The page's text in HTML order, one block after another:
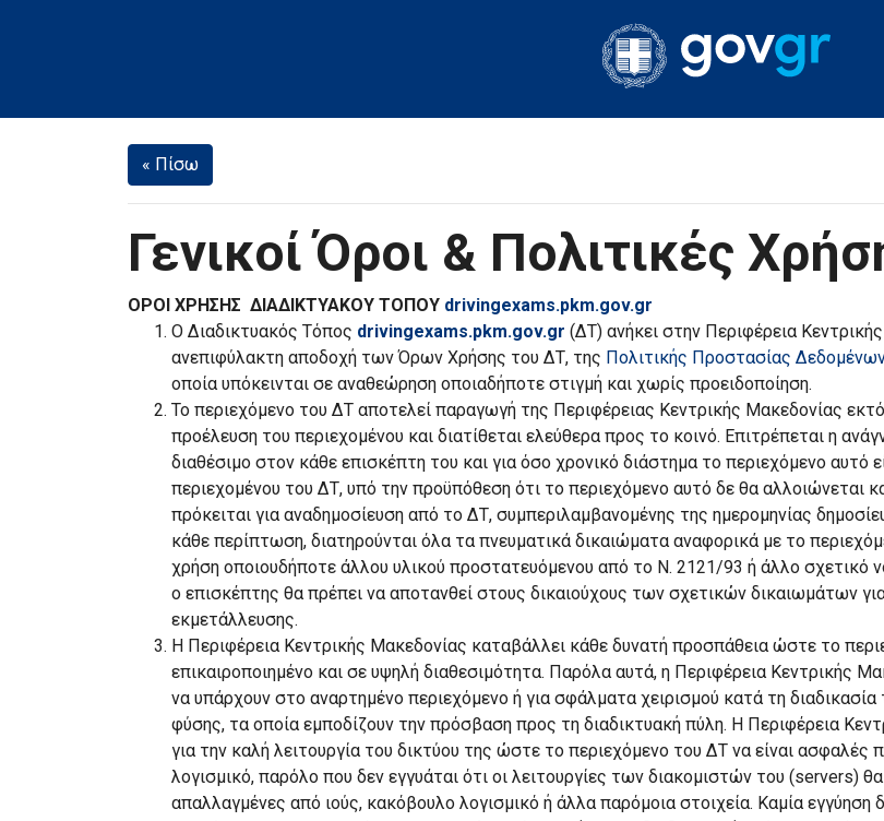
« Πίσω
Γενικοί Όροι & Πολιτικές
ΟΡΟΙ ΧΡΗΣΗΣ ΔΙΑΔΙΚΤΥΑΚΟΥ ΤΟΠΟΥ drivingexams.pkm.gov.gr
Ο Διαδικτυακός Τόπος drivingexams.pkm.gov.gr (ΔΤ) ανήκει στην Περιφέρεια
ανεπιφύλακτη αποδοχή των Όρων Χρήσης του ΔΤ, της Πολιτικής Προστασίας
οποία υπόκεινται σε αναθεώρηση οποιαδήποτε στιγμή και χωρίς προειδοποίηση.
Το περιεχόμενο του ΔΤ αποτελεί παραγωγή της Περιφέρειας Κεντρικής Μακεδονίας
προέλευση του περιεχομένου και διατίθεται ελεύθερα προς το κοινό. Επιτρέπεται η
διαθέσιμο στον κάθε επισκέπτη του και για όσο χρονικό διάστημα το περιεχόμενο αυτό
περιεχομένου του ΔΤ, υπό την προϋπόθεση ότι το περιεχόμενο αυτό δε θα αλλοιώνεται
πρόκειται για αναδημοσίευση από το ΔΤ, συμπεριλαμβανομένης της ημερομηνίας
κάθε περίπτωση, διατηρούνται όλα τα πνευματικά δικαιώματα αναφορικά με το
χρήση οποιουδήποτε άλλου υλικού προστατευόμενου από το Ν. 2121/93 ή άλλο σχετικό
ο επισκέπτης θα πρέπει να αποτανθεί στους δικαιούχους των σχετικών δικαιωμάτων
εκμετάλλευσης.
Η Περιφέρεια Κεντρικής Μακεδονίας καταβάλλει κάθε δυνατή προσπάθεια ώστε το
επικαιροποιημένο και σε υψηλή διαθεσιμότητα. Παρόλα αυτά, η Περιφέρεια Κεντρικής
να υπάρχουν στο αναρτημένο περιεχόμενο ή για σφάλματα χειρισμού κατά τη
φύσης, τα οποία εμποδίζουν την πρόσβαση προς τη διαδικτυακή πύλη. Η Περιφέρεια
για την καλή λειτουργία του δικτύου της ώστε το περιεχόμενο του ΔΤ να είναι
λογισμικό, παρόλο που δεν εγγυάται ότι οι λειτουργίες των διακομιστών του (servers)
απαλλαγμένες από ιούς, κακόβουλο λογισμικό ή άλλα παρόμοια στοιχεία. Καμία